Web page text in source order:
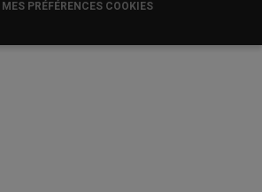
MES PRÉFÉRENCES COOKIES